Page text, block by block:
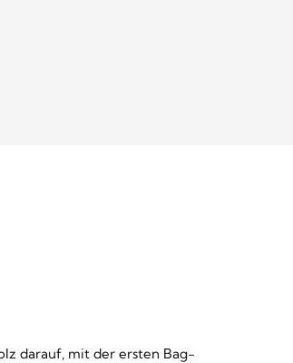
darauf, mit der ersten Bag-